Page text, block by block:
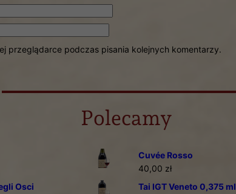
przeglądarce podczas pisania kolejnych komentarzy.
Polecamy
Osci
Cuvée Rosso
40,00 zł
Tai IGT Veneto 0,375 ml